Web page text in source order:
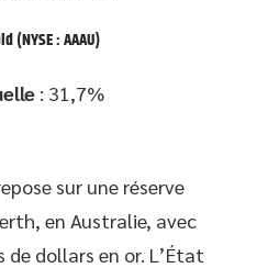
(NYSE : AAAU)
: 31,7%
sur une réserve
en Australie, avec
de dollars en or. L’État